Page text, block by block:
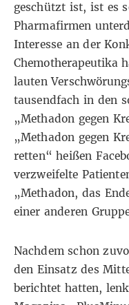
geschützt ist, ist es
Pharmafirmen
Interesse an der
Chemotherapeutika
lauten
tausendfach in den
„Methadon gegen
„Methadon gegen
retten“ heißen
verzweifelte
„Methadon, das
einer anderen
Nachdem schon
den Einsatz des
berichtet hatten,